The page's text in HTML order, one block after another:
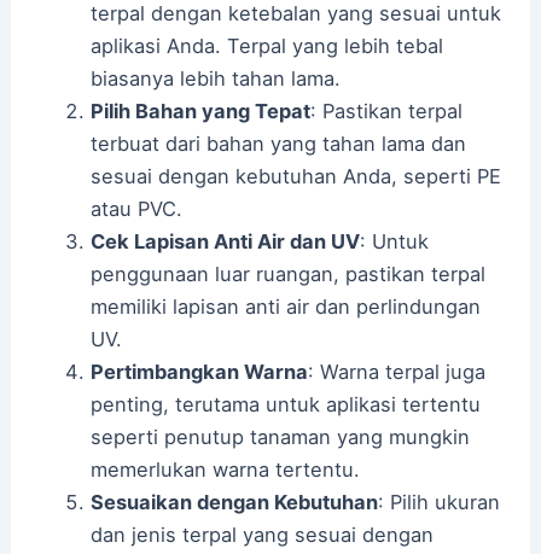
terpal dengan ketebalan yang sesuai untuk
aplikasi Anda. Terpal yang lebih tebal
biasanya lebih tahan lama.
Pilih Bahan yang Tepat: Pastikan terpal
terbuat dari bahan yang tahan lama dan
sesuai dengan kebutuhan Anda, seperti PE
atau PVC.
Cek Lapisan Anti Air dan UV: Untuk
penggunaan luar ruangan, pastikan terpal
memiliki lapisan anti air dan perlindungan
UV.
Pertimbangkan Warna: Warna terpal juga
penting, terutama untuk aplikasi tertentu
seperti penutup tanaman yang mungkin
memerlukan warna tertentu.
Sesuaikan dengan Kebutuhan: Pilih ukuran
dan jenis terpal yang sesuai dengan